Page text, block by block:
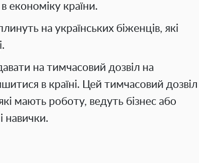
економіку країни.
на українських біженців, які
на тимчасовий дозвіл на
в країні. Цей тимчасовий дозвіл
мають роботу, ведуть бізнес або
навички.